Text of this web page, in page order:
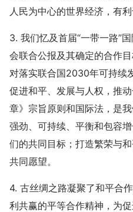
人民为中心的世界经济，有利
3. 我们忆及首届“一带一路”
会联合公报及其确定的合作
对落实联合国2030年可持续
促进和平、发展与人权，推
章》宗旨原则和国际法，是
强劲、可持续、平衡和包容
们的共同目标；打造繁荣与
共同愿望。
4. 古丝绸之路凝聚了和平合
利共赢的平等合作精神，为